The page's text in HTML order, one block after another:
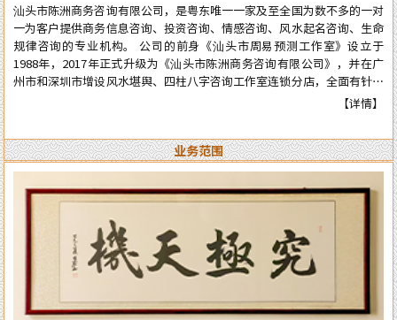
汕头市陈洲商务咨询有限公司，是粤东唯一一家及至全国为数不多的一对
一为客户提供商务信息咨询、投资咨询、情感咨询、风水起名咨询、生命
规律咨询的专业机构。 公司的前身《汕头市周易预测工作室》设立于
1988年，2017年正式升级为《汕头市陈洲商务咨询有限公司》，并在广
州市和深圳市增设风水堪舆、四柱八字咨询工作室连锁分店，全面有针对
性地为在广州市和深圳市工作、生活的广大广州、深圳客户提供咨询服
可信。近四十年来深得众多新老客户的高度好评和信任。 陈洲先生是三
十年前在汕头市与张克明、胡玉尺名老先生齐名的老牌预测师、风水师。
几十年来专业于四柱八字的预测、周易六爻占卜、风水堪舆调理，各种喜
庆择吉等。一生以直言敢断的风格，从不虚言巧语的业德而深受广大各界
人士的高度好评和信赖。时间能证明实力，陈洲先生能够三十多年从业至
今，口碑越来越好，客户越来越多，可想而知陈洲先生的学术修为的高深
程度！ 陈洲先生研究运用易学近四十年、学术上:理论基础高深，博取众
家之长，经验丰富、见解独到、业德高尚。 本公司网站对外服务项目，
全部真人实体进行预测与操作，服务质量绝对精准实用。详情了解可拔打
电话或加微信：13750405850（微信同号），进行咨询了解。
【详情】
业务范围